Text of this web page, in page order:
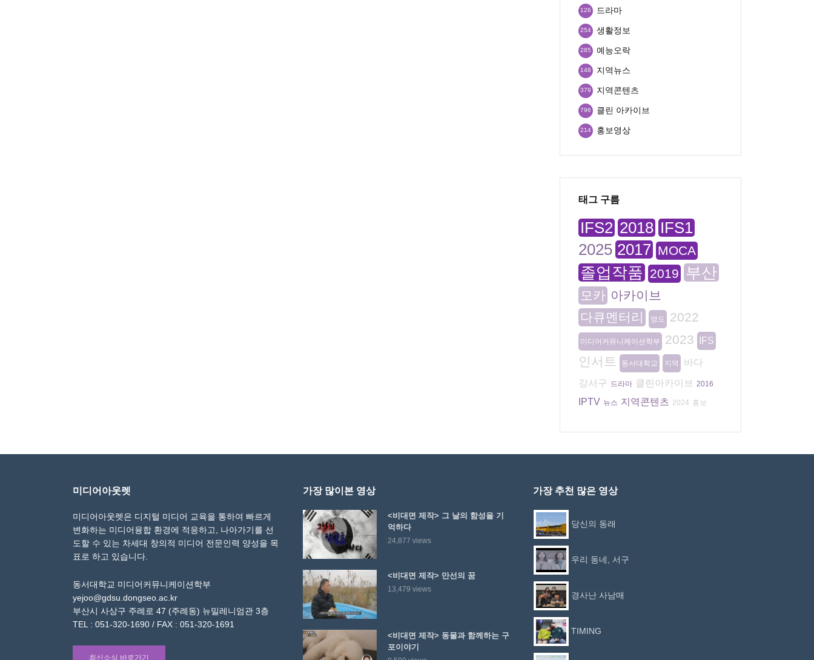
드라마
126
생활정보
254
예능오락
285
지역뉴스
148
지역콘텐츠
379
클린 아카이브
796
홍보영상
214
태그 구름
IFS2 2018 IFS1
2025 2017 MOCA
졸업작품 2019 부산
모카 아카이브
다큐멘터리
영도 2022
미디어커뮤니케이션학부 2023 IFS
인서트 동서대학교 지역
바다
강서구 드라마 클린아카이브 2016
IPTV 뉴스 지역콘텐츠 2024 홍보
미디어아웃렛
미디어아웃렛은 디지털 미디어 교육을 통하여 빠르게
변화하는 미디어융합 환경에 적응하고, 나아가기를 선
도할 수 있는 차세대 창의적 미디어 전문인력 양성을 목
표로 하고 있습니다.
동서대학교 미디어커뮤니케이션학부
yejoo@gdsu.dongseo.ac.kr
부산시 사상구 주례로 47 (주례동) 뉴밀레니엄관 3층
TEL : 051-320-1690 / FAX : 051-320-1691
최신소식 바로가기
가장 많이본 영상
<비대면 제작> 그 날의 함성을 기
억하다
24,877 views
<비대면 제작> 만선의 꿈
13,479 views
<비대면 제작> 동물과 함께하는 구
포이야기
가장 추천 많은 영상
당신의 동래
우리 동네, 서구
경사난 사남매
TIMING